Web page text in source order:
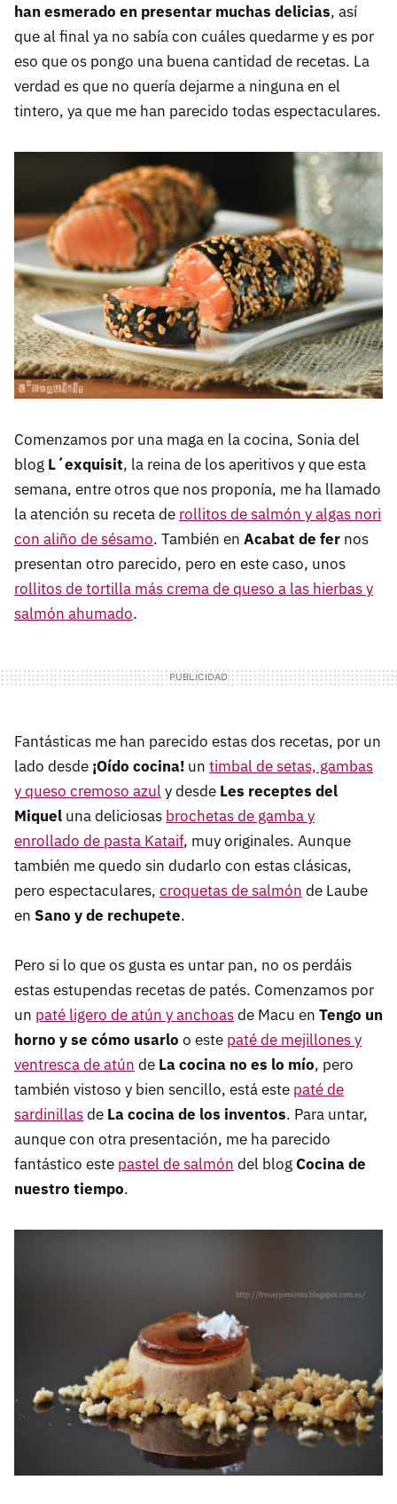
han esmerado en presentar muchas delicias, así
que al final ya no sabía con cuáles quedarme y es por
eso que os pongo una buena cantidad de recetas. La
verdad es que no quería dejarme a ninguna en el
tintero, ya que me han parecido todas espectaculares.
Comenzamos por una maga en la cocina, Sonia del
blog L´exquisit, la reina de los aperitivos y que esta
semana, entre otros que nos proponía, me ha llamado
la atención su receta de rollitos de salmón y algas nori
con aliño de sésamo. También en Acabat de fer nos
presentan otro parecido, pero en este caso, unos
rollitos de tortilla más crema de queso a las hierbas y
salmón ahumado.
Fantásticas me han parecido estas dos recetas, por un
lado desde ¡Oído cocina! un timbal de setas, gambas
y queso cremoso azuly desde Les receptes del
Miquel una deliciosas brochetas de gamba y
enrollado de pasta Kataif, muy originales. Aunque
también me quedo sin dudarlo con estas clásicas,
pero espectaculares, croquetas de salmón de Laube
en Sano y de rechupete.
Pero si lo que os gusta es untar pan, no os perdáis
estas estupendas recetas de patés. Comenzamos por
un paté ligero de atún y anchoasde Macu en Tengo un
horno y se cómo usarlo o este paté de mejillones y
ventresca de atún de La cocina no es lo mío, pero
también vistoso y bien sencillo, está este paté de
sardinillasde La cocina de los inventos. Para untar,
aunque con otra presentación, me ha parecido
fantástico este pastel de salmón del blogCocina de
nuestro tiempo.